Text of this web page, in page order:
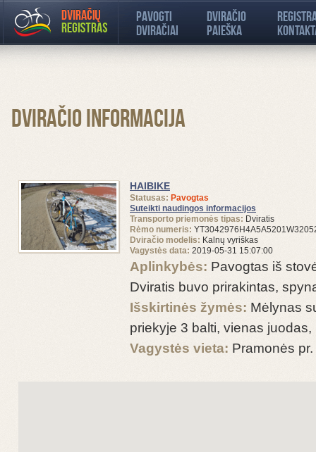
Pavogti
dviračiai
Dviračio
paieška
Dviračio informacija
HAIBIKE
Statusas: Pavogtas
Suteikti naudingos informacijos
Transporto priemonės tipas: Dviratis
Rėmo numeris:
Dviračio modelis: Kalnų vyriškas
Vagystės data: 2019-05-31 15:07:00
Aplinkybės: Pavogtas iš
Dviratis buvo prirakintas,
Išskirtinės žymės: Mėlynas
priekyje 3 balti, vienas
Vagystės vieta: Pramonės